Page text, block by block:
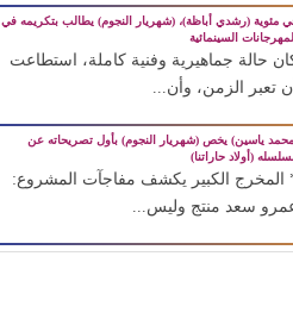
مئوية (رشدي أباظة)، (شهريار النجوم) يطالب بتكريمه في
المهرجانات السينمائية
حالة جماهيرية وفنية كاملة، استطاعت
أن تعبر الزمن، وأن...
ياسين) يخص (شهريار النجوم) بأول تصريحاته عن
(أولاد حاراتنا)
المخرج الكبير يكشف مفاجآت المشروع:
سعد منتج وليس...